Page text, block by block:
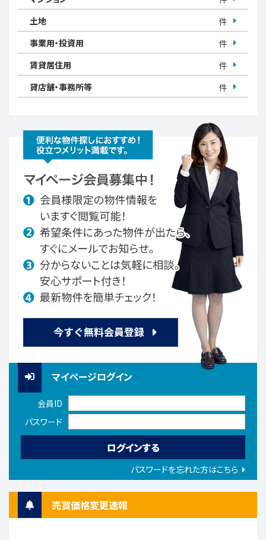
土地
件
事業用・投資用
件
賃貸居住用
件
貸店舗・事務所等
件
マイページログイン
会員ID
パスワード
パスワードを忘れた方はこちら
売買価格変更速報